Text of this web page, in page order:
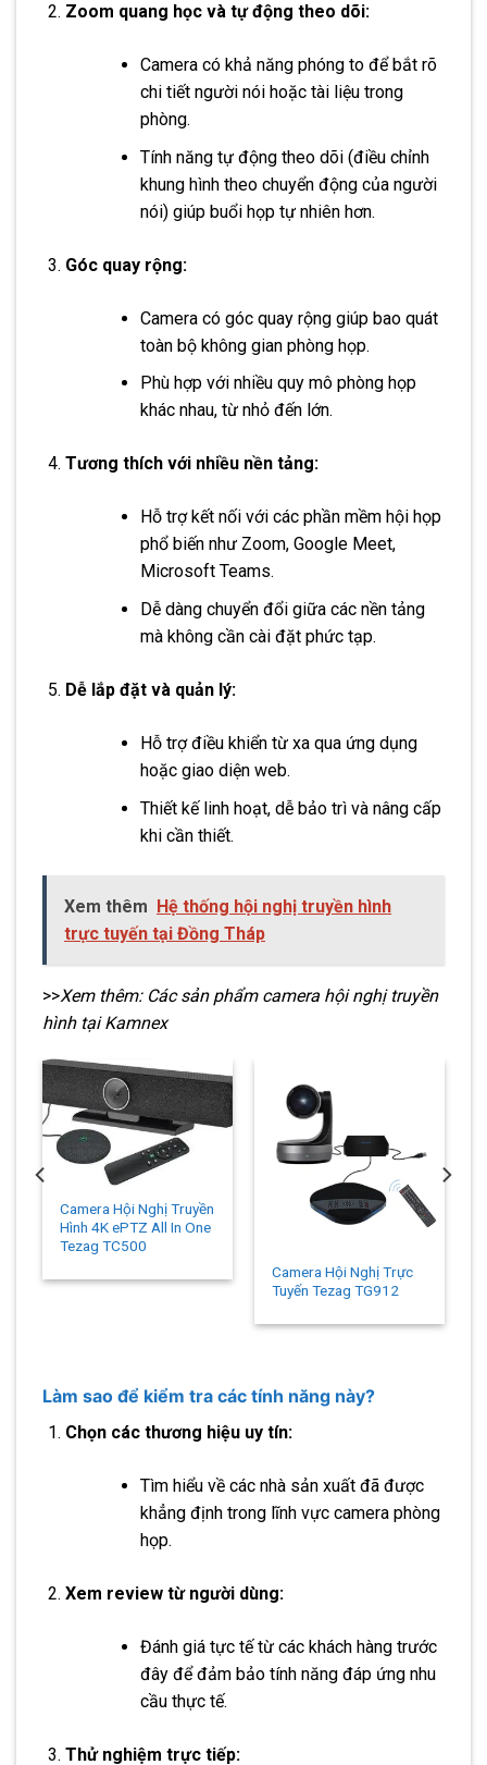
Zoom quang học và tự động theo dõi:
Camera có khả năng phóng to để bắt rõ
chi tiết người nói hoặc tài liệu trong
phòng.
Tính năng tự động theo dõi (điều chỉnh
khung hình theo chuyển động của người
nói) giúp buổi họp tự nhiên hơn.
Góc quay rộng:
Camera có góc quay rộng giúp bao quát
toàn bộ không gian phòng họp.
Phù hợp với nhiều quy mô phòng họp
khác nhau, từ nhỏ đến lớn.
Tương thích với nhiều nền tảng:
Hỗ trợ kết nối với các phần mềm hội họp
phổ biến như Zoom, Google Meet,
Microsoft Teams.
Dễ dàng chuyển đổi giữa các nền tảng
mà không cần cài đặt phức tạp.
Dễ lắp đặt và quản lý:
Hỗ trợ điều khiển từ xa qua ứng dụng
hoặc giao diện web.
Thiết kế linh hoạt, dễ bảo trì và nâng cấp
khi cần thiết.
Xem thêm Hệ thống hội nghị truyền hình
trực tuyến tại Đồng Tháp
>>Xem thêm: Các sản phẩm camera hội nghị truyền
hình tại Kamnex
Camera Hội Nghị Truyền
Hình 4K ePTZ All In One
Tezag TC500
Camera Hội Nghị Trực
Tuyến Tezag TG912
Làm sao để kiểm tra các tính năng này?
Chọn các thương hiệu uy tín:
Tìm hiểu về các nhà sản xuất đã được
khẳng định trong lĩnh vực camera phòng
họp.
Xem review từ người dùng:
Đánh giá tực tế từ các khách hàng trước
đây để đảm bảo tính năng đáp ứng nhu
cầu thực tế.
Thử nghiệm trực tiếp: